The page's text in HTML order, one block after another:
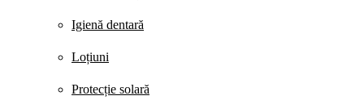
Igienă dentară
Loțiuni
Protecție solară